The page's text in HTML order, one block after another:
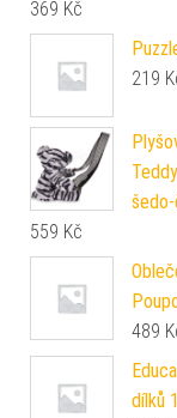
369 Kč
219
559 Kč
489
dílků